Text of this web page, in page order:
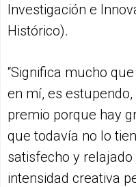
Investigación e
Histórico).
“Significa mucho
en mí, es
premio porque hay
que todavía no lo
satisfecho y
intensidad creativa